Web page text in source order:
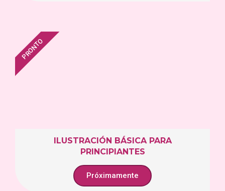
ILUSTRACIÓN BÁSICA PARA
PRINCIPIANTES
Próximamente
PRONTO